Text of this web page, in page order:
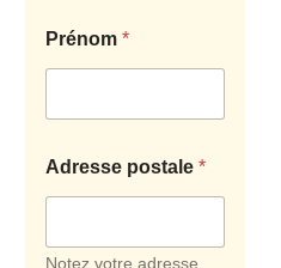
Prénom *
Adresse postale *
Notez votre adresse